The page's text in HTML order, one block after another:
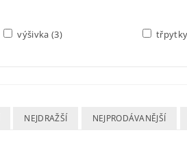
výšivka (3) třpytky
NEJDRAŽŠÍ NEJPRODÁVANĚJŠÍ